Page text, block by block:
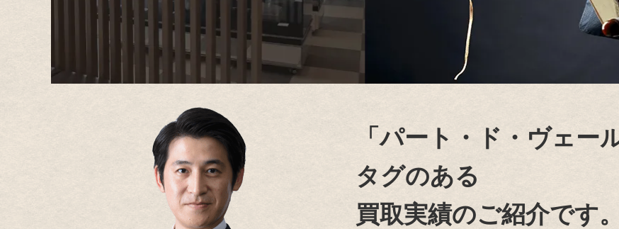
「パート・ド・ヴェー
タグのある
買取実績のご紹介です。